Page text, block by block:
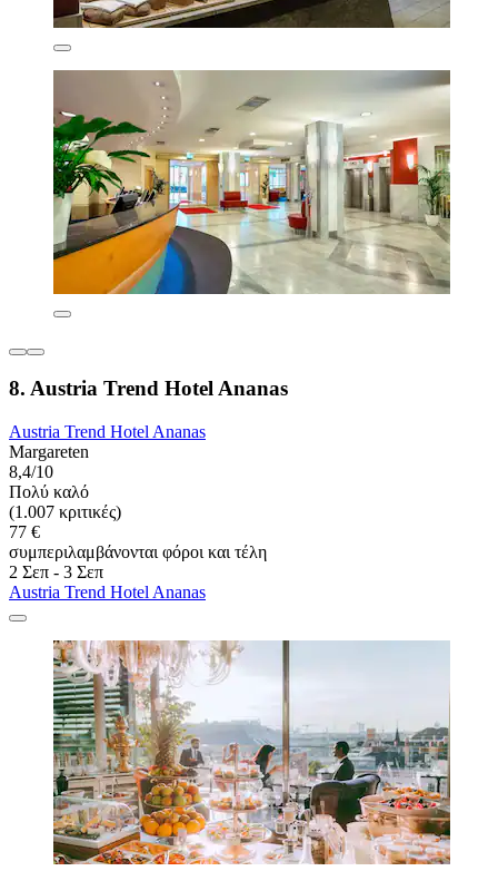
8. Austria Trend Hotel Ananas
Austria Trend Hotel Ananas
Margareten
8,4/10
Πολύ καλό
(1.007 κριτικές)
77 €
συμπεριλαμβάνονται φόροι και τέλη
2 Σεπ - 3 Σεπ
Austria Trend Hotel Ananas